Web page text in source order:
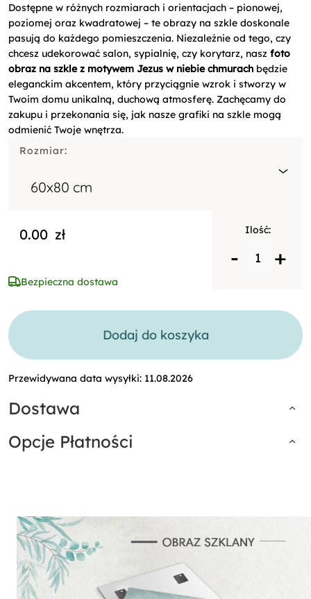
Dostępne w różnych rozmiarach i orientacjach – pionowej,
poziomej oraz kwadratowej – te obrazy na szkle doskonale
pasują do każdego pomieszczenia. Niezależnie od tego, czy
chcesz udekorować salon, sypialnię, czy korytarz, nasz foto
obraz na szkle z motywem Jezus w niebie chmurach będzie
eleganckim akcentem, który przyciągnie wzrok i stworzy w
Twoim domu unikalną, duchową atmosferę. Zachęcamy do
zakupu i przekonania się, jak nasze grafiki na szkle mogą
odmienić Twoje wnętrza.
Rozmiar:
60x80 cm
0.00 zł
Bezpieczna dostawa
Ilość:
- +
Dodaj do koszyka
Przewidywana data wysyłki: 11.08.2026
Dostawa
Opcje Płatności